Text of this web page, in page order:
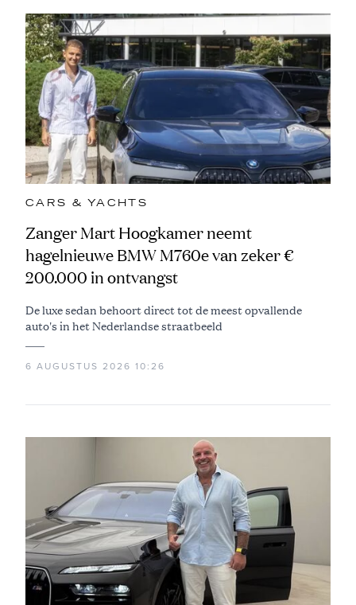
CARS & YACHTS
Zanger Mart Hoogkamer neemt
hagelnieuwe BMW M760e van zeker €
200.000 in ontvangst
De luxe sedan behoort direct tot de meest opvallende
auto's in het Nederlandse straatbeeld
6 AUGUSTUS 2026 10:26